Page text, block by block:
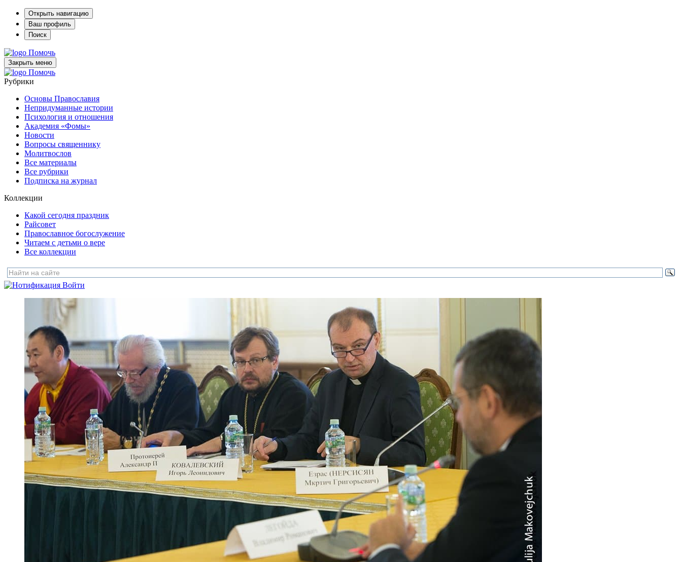
Открыть навигацию
Ваш профиль
Поиск
Помочь
Закрыть меню
Помочь
Рубрики
Основы Православия
Непридуманные истории
Психология и отношения
Академия «Фомы»
Новости
Вопросы священнику
Молитвослов
Все материалы
Все рубрики
Подписка на журнал
Коллекции
Какой сегодня праздник
Райсовет
Православное богослужение
Читаем с детьми о вере
Все коллекции
Войти